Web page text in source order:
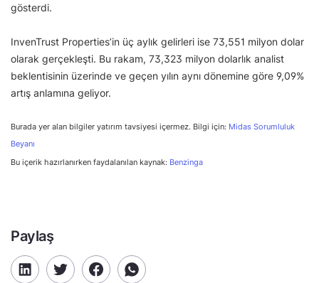
gösterdi.
InvenTrust Properties’in üç aylık gelirleri ise 73,551 milyon dolar
olarak gerçekleşti. Bu rakam, 73,323 milyon dolarlık analist
beklentisinin üzerinde ve geçen yılın aynı dönemine göre 9,09%
artış anlamına geliyor.
Burada yer alan bilgiler yatırım tavsiyesi içermez. Bilgi için: Midas Sorumluluk
Beyanı
Bu içerik hazırlanırken faydalanılan kaynak: Benzinga
Paylaş